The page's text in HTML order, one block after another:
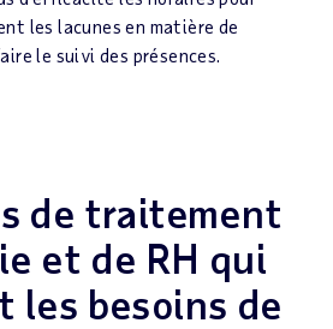
les lacunes en matière de
le suivi des présences.
de traitement
et de RH qui
les besoins de